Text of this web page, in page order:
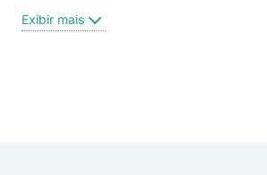
Exibir mais